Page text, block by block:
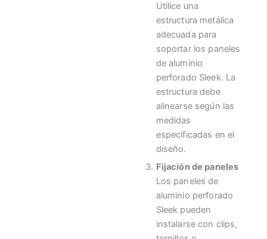
Utilice una
estructura metálica
adecuada para
soportar los paneles
de aluminio
perforado Sleek. La
estructura debe
alinearse según las
medidas
especificadas en el
diseño.
Fijación de paneles
Los paneles de
aluminio perforado
Sleek pueden
instalarse con clips,